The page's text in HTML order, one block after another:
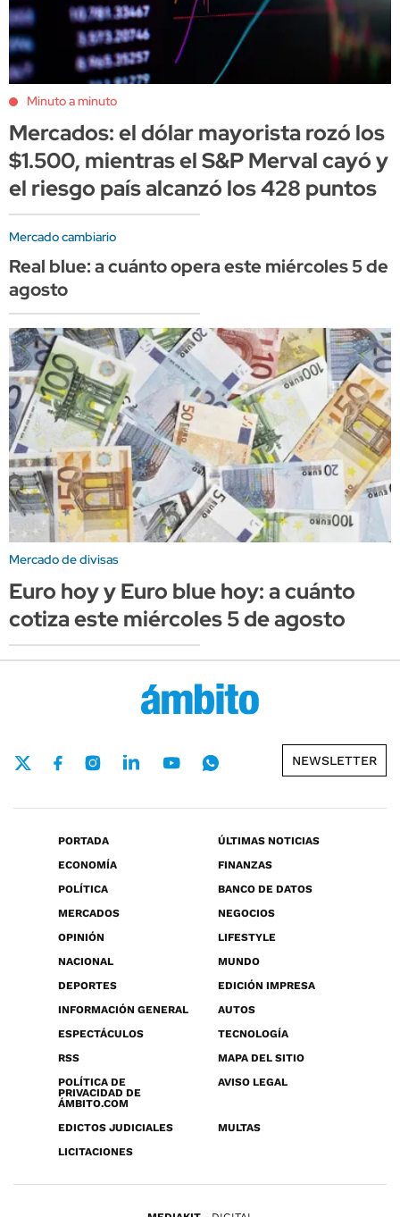
Minuto a minuto
Mercados: el dólar mayorista rozó los
$1.500, mientras el S&P Merval cayó y
el riesgo país alcanzó los 428 puntos
Mercado cambiario
Real blue: a cuánto opera este miércoles 5 de
agosto
Mercado de divisas
Euro hoy y Euro blue hoy: a cuánto
cotiza este miércoles 5 de agosto
NEWSLETTER
PORTADA
ÚLTIMAS NOTICIAS
ECONOMÍA
FINANZAS
POLÍTICA
BANCO DE DATOS
MERCADOS
NEGOCIOS
OPINIÓN
LIFESTYLE
NACIONAL
MUNDO
DEPORTES
EDICIÓN IMPRESA
INFORMACIÓN GENERAL
AUTOS
ESPECTÁCULOS
TECNOLOGÍA
RSS
MAPA DEL SITIO
POLÍTICA DE
PRIVACIDAD DE
ÁMBITO.COM
AVISO LEGAL
EDICTOS JUDICIALES
MULTAS
LICITACIONES